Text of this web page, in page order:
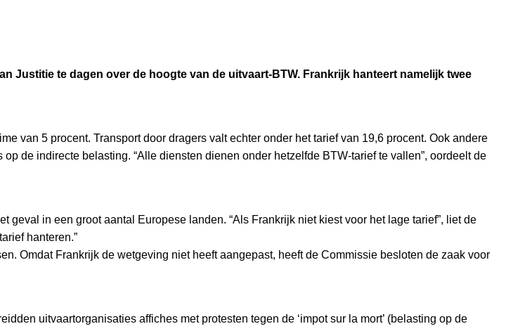
Justitie te dagen over de hoogte van de uitvaart-BTW. Frankrijk hanteert namelijk twee
van 5 procent. Transport door dragers valt echter onder het tarief van 19,6 procent. Ook andere
de indirecte belasting. “Alle diensten dienen onder hetzelfde BTW-tarief te vallen”, oordeelt de
in een groot aantal Europese landen. “Als Frankrijk niet kiest voor het lage tarief”, liet de
hanteren.”
Omdat Frankrijk de wetgeving niet heeft aangepast, heeft de Commissie besloten de zaak voor
uitvaartorganisaties affiches met protesten tegen de ‘impot sur la mort’ (belasting op de